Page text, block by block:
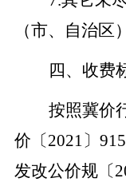
（市、自治区
四、收费
按照冀价
价〔2021〕
发改公价规〔